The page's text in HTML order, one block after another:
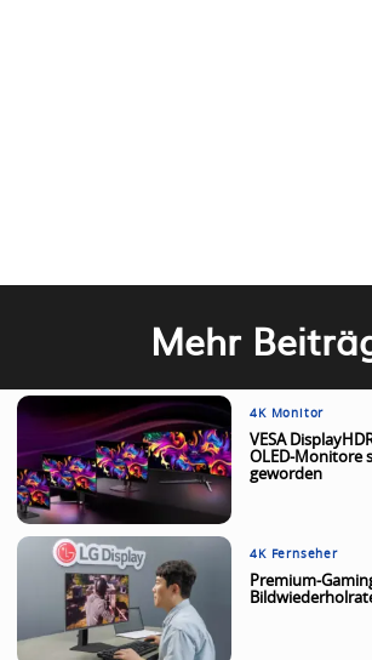
Mehr
4K Monitor
VESA
OLED-Monitore
geworden
4K Fernseher
Premium-